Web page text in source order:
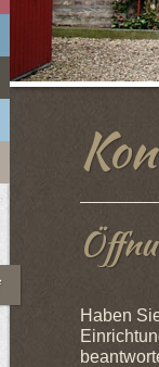
Haben